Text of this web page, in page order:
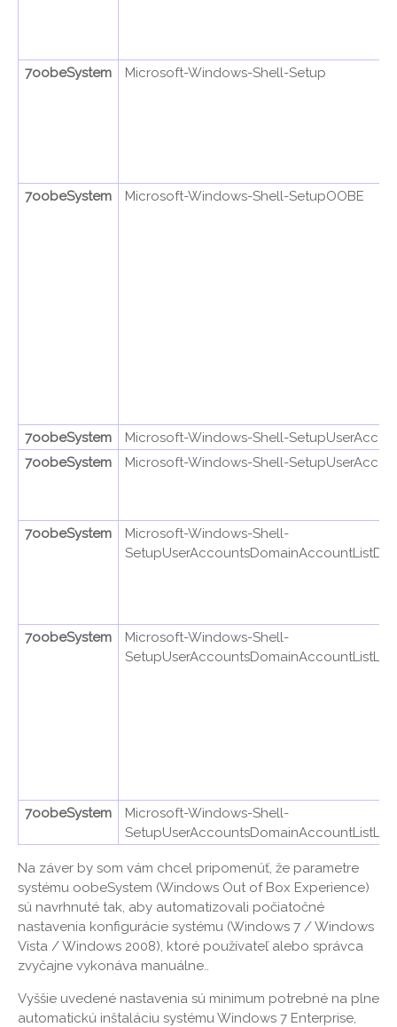
7oobeSystem Microsoft-Windows-Shell-Setup
7oobeSystem Microsoft-Windows-Shell-SetupOOBE
7oobeSystem
Microsoft-Windows-Shell-
7oobeSystem
Microsoft-Windows-Shell-
7oobeSystem
Microsoft-Windows-Shell-
7oobeSystem
Microsoft-Windows-Shell-
7oobeSystem
Microsoft-Windows-Shell-
Na záver by som vám chcel pripomenúť, že parametre
systému oobeSystem (Windows Out of Box Experience)
sú navrhnuté tak, aby automatizovali počiatočné
nastavenia konfigurácie systému (Windows 7 / Windows
Vista / Windows 2008), ktoré používateľ alebo správca
zvyčajne vykonáva manuálne..
Vyššie uvedené nastavenia sú minimum potrebné na plne
automatickú inštaláciu systému Windows 7 Enterprise,